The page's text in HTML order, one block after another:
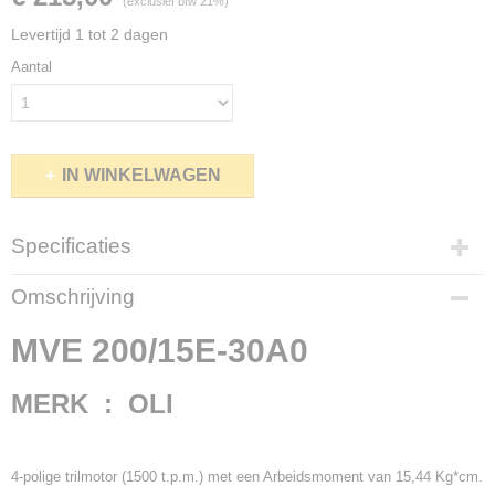
Levertijd 1 tot 2 dagen
Aantal
IN WINKELWAGEN
Specificaties
Productcode
MVE200/15
Netto gewicht
12,00 Kg
13,00 Kg
Omschrijving
MVE 200/15E-30A0
MERK : OLI
4-polige trilmotor (1500 t.p.m.) met een Arbeidsmoment van 15,44 Kg*cm.